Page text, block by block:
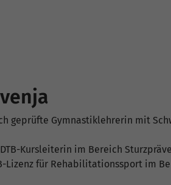
geprüfte Gymnastiklehrerin mit
Kursleiterin im Bereich
Lizenz für Rehabilitationssport im